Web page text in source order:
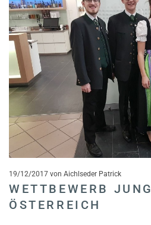
19/12/2017 von Aichlseder Patrick
WETTBEWERB
ÖSTERREICH